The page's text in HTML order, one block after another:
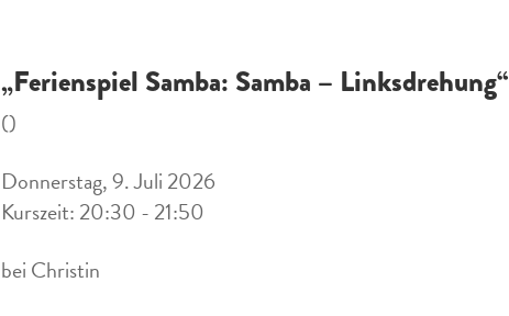
„Ferienspiel Samba: Samba – Linksdrehung“
()
Donnerstag, 9. Juli 2026
Kurszeit: 20:30 - 21:50
bei Christin